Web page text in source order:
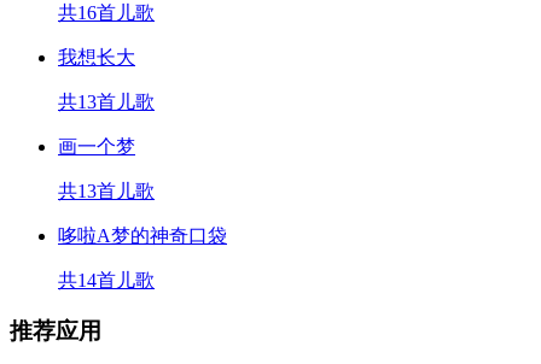
共16首儿歌
我想长大
共13首儿歌
画一个梦
共13首儿歌
哆啦A梦的神奇口袋
共14首儿歌
推荐应用